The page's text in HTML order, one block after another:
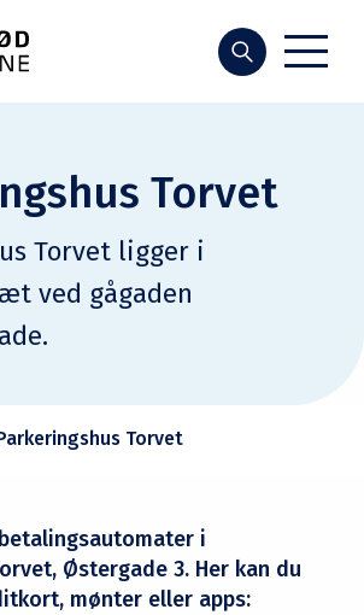
Søg
Torvet
Torvet ligger i
ved gågaden
Torvet
i
Østergade 3. Her kan du
mønter eller apps: